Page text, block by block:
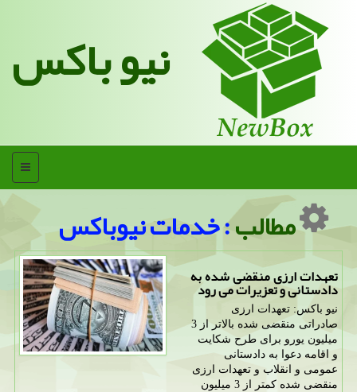
نیو باکس
منو
مطالب: خدمات نیوباکس
تعهدات ارزی منقضی شده به
دادستانی و تعزیرات می رود
نیو باکس: تعهدات ارزی
صادراتی منقضی شده بالاتر از 3
میلیون یورو برای طرح شکایت
و اقامه دعوا به دادستانی
عمومی و انقلاب و تعهدات ارزی
منقضی شده کمتر از 3 میلیون